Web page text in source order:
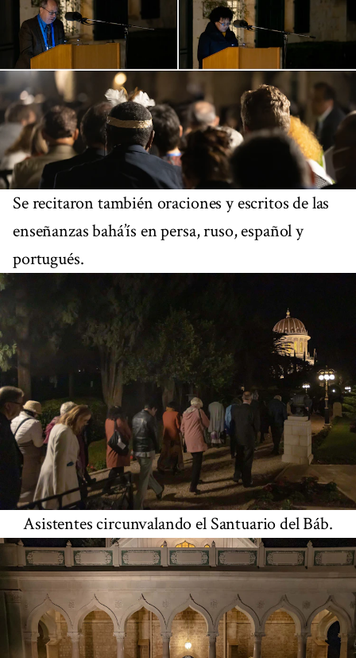
Se recitaron también oraciones y escritos de las
enseñanzas bahá’ís en persa, ruso, español y
portugués.
Asistentes circunvalando el Santuario del Báb.